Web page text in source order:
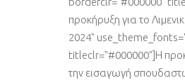
προκήρυξη για το
2024"
titleclr="#000000"]Η
την εισαγωγή